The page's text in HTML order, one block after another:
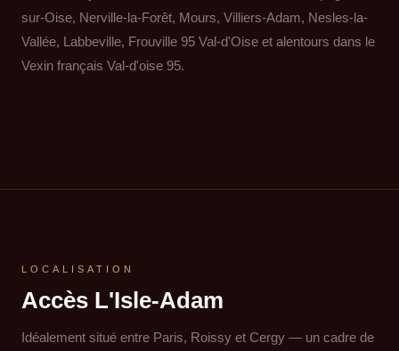
sur-Oise, Nerville-la-Forêt, Mours, Villiers-Adam, Nesles-la-
Vallée, Labbeville, Frouville 95 Val-d'Oise et alentours dans le
Vexin français Val-d'oise 95.
LOCALISATION
Accès L'Isle-Adam
Idéalement situé entre Paris, Roissy et Cergy — un cadre de